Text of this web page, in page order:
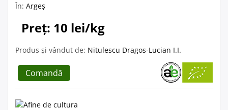
În: Argeș
Preț: 10 lei/kg
Produs și vândut de: Nitulescu Dragos-Lucian I.I.
Comandă